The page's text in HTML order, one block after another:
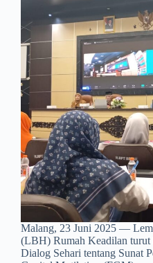
Malang, 23 Juni 2025 —
(LBH) Rumah Keadilan turut
Dialog Sehari tentang Sunat